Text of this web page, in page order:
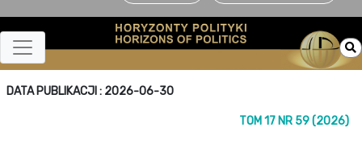
DATA PUBLIKACJI : 2026-06-30
TOM 17 NR 59 (2026)